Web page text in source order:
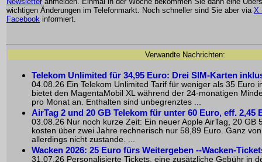
wichtigen Änderungen im Telefonmarkt. Noch schneller sind Sie aber via X
Facebook informiert.
Verwandte Nachrichten:
Telekom Unlimited für 34,95 Euro: Drei SIM-Karten
04.08.26 Ein Telekom Unlimited Tarif für weniger als 35 Euro
bietet den MagentaMobil XL während der 24-monatigen
pro Monat an. Enthalten sind unbegrenztes ...
AirTag 2 und 20 GB Telekom für unter 60 Euro, eff. 2,45
03.08.26 Nur noch kurze Zeit: Ein neuer Apple AirTag, 20 GB
kosten über zwei Jahre rechnerisch nur 58,89 Euro. Ganz
allerdings nicht zustande. ...
Wacken 2026: 25 Euro fürs Weitergeben --Wacken-
31.07.26 Personalisierte Tickets, eine zusätzliche Gebühr in